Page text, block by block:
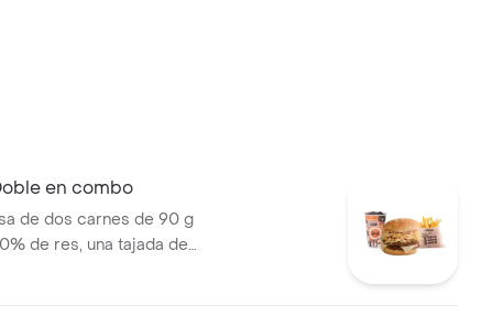
en combo
de dos carnes de 90 g
de res, una tajada de
papas callejera,